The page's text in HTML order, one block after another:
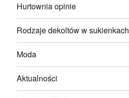
Hurtownia opinie
Rodzaje dekoltów w sukienkach
Moda
Aktualności